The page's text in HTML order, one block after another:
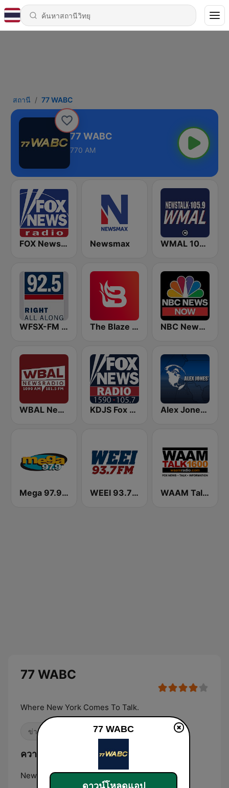
สถานี 77 WABC
77 WABC
770 AM
FOX News Radio Newsmax WMAL 105.9 FM
WFSX-FM 92.5 Right All Along (US Only) The Blaze Radio Network NBC News Now
WBAL News Radio KDJS Fox News Radio 1590 / 105.7 Alex Jones - Infowars.com
Mega 97.9 FM WEEI 93.7 FM (US Only) WAAM Talk 1600 WAAM Talk 1600
77 WABC
Where New York Comes To Talk.
ข่าวสาร คลื่นพูดคุย
ความถี่ 77 WABC:
New York City: 770 AM
77 WABC
ดาวน์โหลดแอป